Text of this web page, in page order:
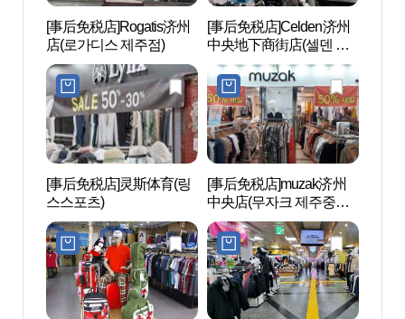
[事后免税店]Rogatis济州
店(로가디스 제주점)
[事后免税店]Celden济州
中央地下商街店(셀덴 제
주중앙지하상가점)
[事后免税店]灵斯体育(링
스스포츠)
[事后免税店]muzak济州
中央店(무자크 제주중앙
점)